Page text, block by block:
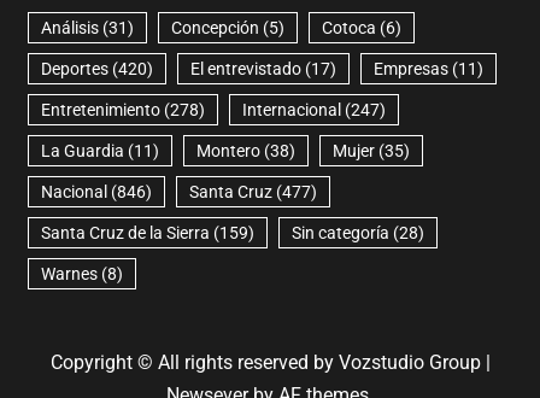
Análisis(31) Concepción (5) Cotoca (6)
Deportes(420) El entrevistado(17) Empresas(11)
Entretenimiento(278) Internacional (247)
La Guardia (11) Montero(38) Mujer(35)
Nacional (846) Santa Cruz(477)
Santa Cruz de la Sierra (159) Sin categoría (28)
Warnes(8)
Copyright © All rights reserved by Vozstudio Group |